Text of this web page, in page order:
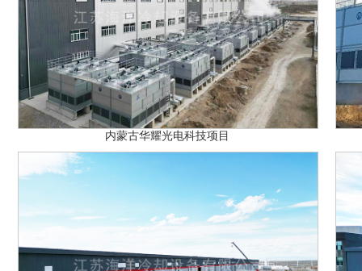
内蒙古华耀光电科技项目